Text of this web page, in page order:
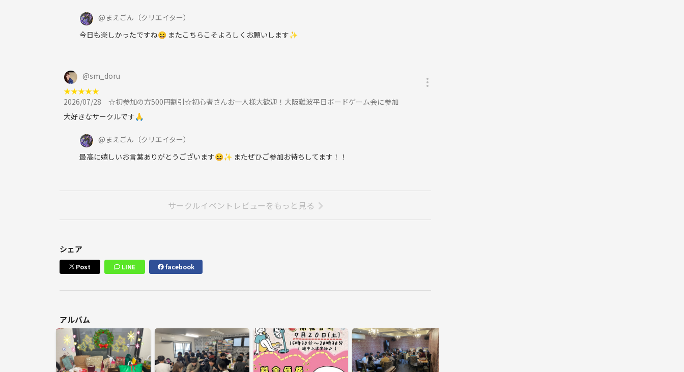
@まえごん （クリエイター）
今日も楽しかったですね😆 またこちらこそよろしくお願いします✨
@sm_doru
★★★★★
2026/07/28
☆初参加の方500円割引☆初心者さんお一人様大歓迎！大阪難波平日ボードゲーム会に参加
大好きなサークルです🙏
@まえごん （クリエイター）
最高に嬉しいお言葉ありがとうございます😆✨ またぜひご参加お待ちしてます！！
サークルイベントレビューをもっと見る
シェア
Post LINE facebook
アルバム